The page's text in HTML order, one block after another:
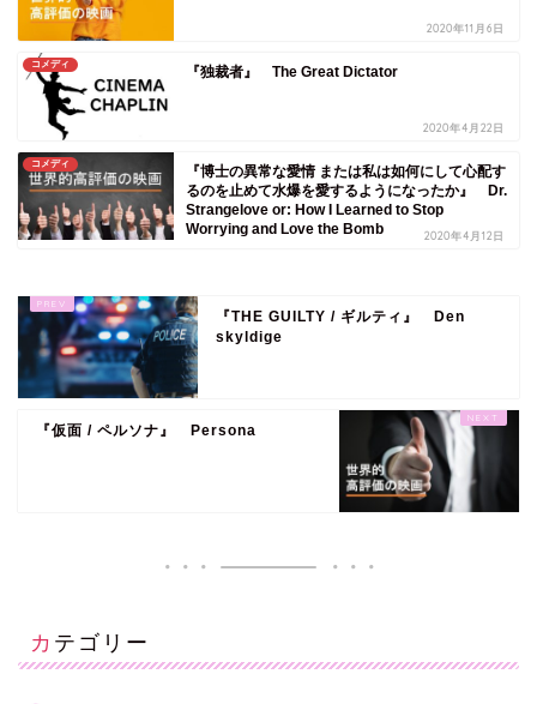
2020年11月6日
コメディ 『独裁者』 The Great Dictator
2020年4月22日
コメディ
『博士の異常な愛情 または私は如何にして心配す
るのを止めて水爆を愛するようになったか』 Dr.
Strangelove or: How I Learned to Stop
Worrying and Love the Bomb
2020年4月12日
『THE GUILTY / ギルティ』 Den
skyldige
『仮面 / ペルソナ』 Persona
カテゴリー